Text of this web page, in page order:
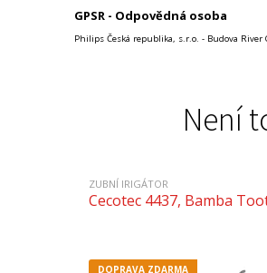
GPSR - Odpovědná osoba
Philips Česká republika, s.r.o. - Budova River
Není
ZUBNÍ IRIGÁTOR
Cecotec 4437, Bamba
DOPRAVA ZDARMA